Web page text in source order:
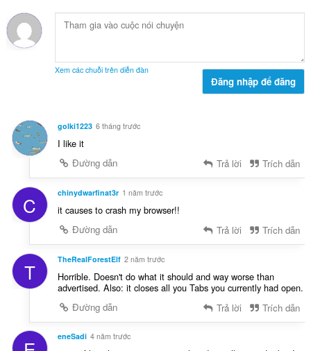
n
g
x
ế
ạ
Xem các chuỗi trên diễn đàn
Đăng nhập để đăng
golki1223 6 tháng trước
I like it
Đường dẫn
Trả lời Trích dẫn
C chinydwarfinat3r 1 năm trước
it causes to crash my browser!!
Đường dẫn
Trả lời Trích dẫn
T TheRealForestElf 2 năm trước
Horrible. Doesn't do what it should and way worse than
advertised. Also: it closes all you Tabs you currently had open.
Đường dẫn
Trả lời Trích dẫn
eneSadi 4 năm trước